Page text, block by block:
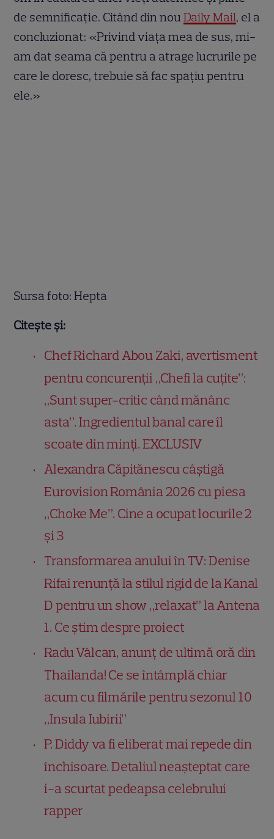
de semnificație. Citând din nouDaily Mail, el a
concluzionat: «Privind viața mea de sus, mi-
am dat seama că pentru a atrage lucrurile pe
care le doresc, trebuie să fac spațiu pentru
ele.»
Sursa foto: Hepta
Citește și:
Chef Richard Abou Zaki, avertisment
pentru concurenții „Chefi la cuțite”:
„Sunt super-critic când mănânc
asta”. Ingredientul banal care îl
scoate din minți. EXCLUSIV
Alexandra Căpitănescu câștigă
Eurovision România 2026 cu piesa
„Choke Me”. Cine a ocupat locurile 2
și 3
Transformarea anului în TV: Denise
Rifai renunță la stilul rigid de la Kanal
D pentru un show „relaxat” la Antena
1. Ce știm despre proiect
Radu Vâlcan, anunț de ultimă oră din
Thailanda! Ce se întâmplă chiar
acum cu filmările pentru sezonul 10
„Insula Iubirii”
P. Diddy va fi eliberat mai repede din
închisoare. Detaliul neașteptat care
i-a scurtat pedeapsa celebrului
rapper